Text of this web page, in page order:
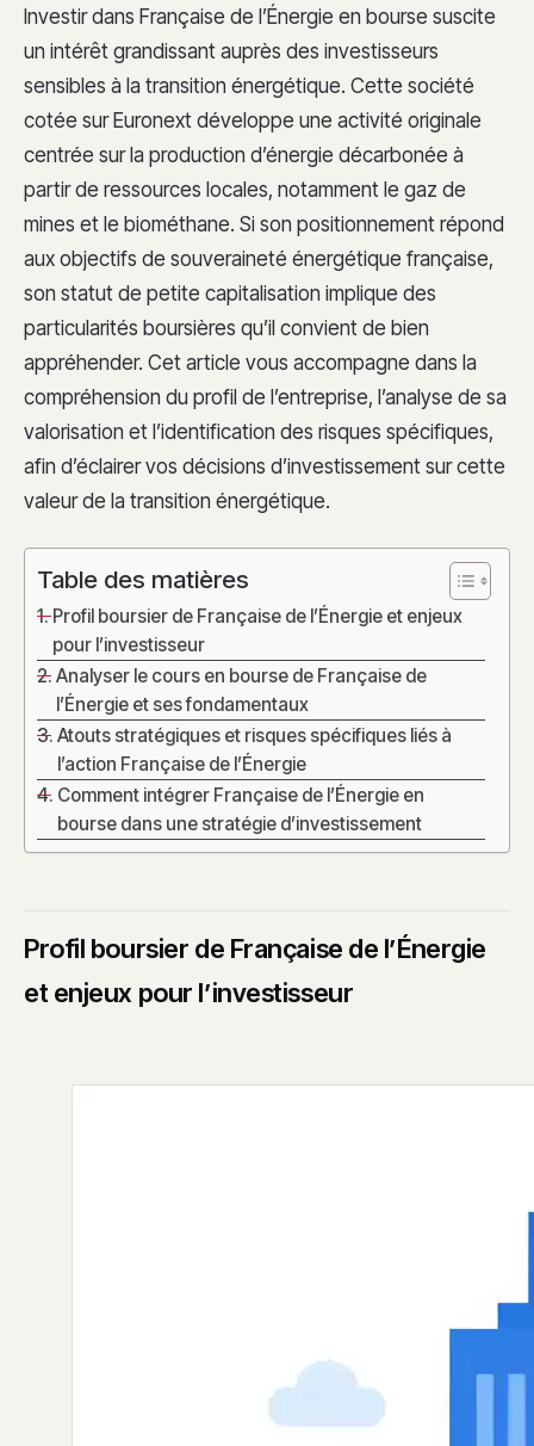
Investir dans Française de l’Énergie en bourse suscite
un intérêt grandissant auprès des investisseurs
sensibles à la transition énergétique. Cette société
cotée sur Euronext développe une activité originale
centrée sur la production d’énergie décarbonée à
partir de ressources locales, notamment le gaz de
mines et le biométhane. Si son positionnement répond
aux objectifs de souveraineté énergétique française,
son statut de petite capitalisation implique des
particularités boursières qu’il convient de bien
appréhender. Cet article vous accompagne dans la
compréhension du profil de l’entreprise, l’analyse de sa
valorisation et l’identification des risques spécifiques,
afin d’éclairer vos décisions d’investissement sur cette
valeur de la transition énergétique.
Table des matières
Profil boursier de Française de l’Énergie et enjeux
pour l’investisseur
Analyser le cours en bourse de Française de
l’Énergie et ses fondamentaux
Atouts stratégiques et risques spécifiques liés à
l’action Française de l’Énergie
Comment intégrer Française de l’Énergie en
bourse dans une stratégie d’investissement
Profil boursier de Française de l’Énergie
et enjeux pour l’investisseur